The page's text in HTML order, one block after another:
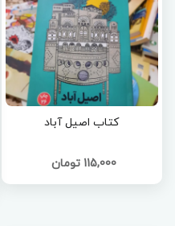
کتاب اصیل آباد
115,000 تومان